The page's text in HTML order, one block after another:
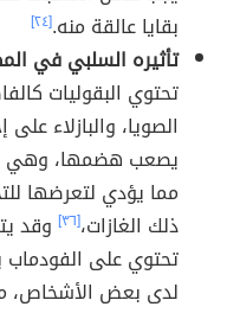
بقايا عالقة منه.[٢٤]
تأثيره السلبي في
تحتوي البقوليات
الصويا، والبازلاء
مما يؤدي لتعرضها
ذلك الغازات،[٣٦]
وقد
تحتوي على الفودماب
لدى بعض الأشخاص،